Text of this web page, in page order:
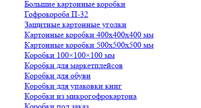
Большие картонные коробки
Гофрокороба П-32
Защитные картонные уголки
Картонные коробки 400х400х400 мм
Картонные коробки 500х500х500 мм
Коробки 100×100×100 мм
Коробки для маркетплейсов
Коробки для обуви
Коробки для упаковки книг
Коробки из микрогофрокартона